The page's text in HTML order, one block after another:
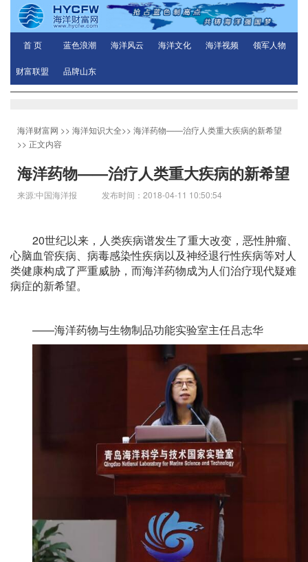
首 页 蓝色浪潮 海洋风云 海洋文化 海洋视频 领军人物
财富联盟 品牌山东
海洋财富网 >> 海洋知识大全>> 海洋药物——治疗人类重大疾病的新希望
>> 正文内容
海洋药物——治疗人类重大疾病的新希望
来源:中国海洋报 发布时间：2018-04-11 10:50:54
20世纪以来，人类疾病谱发生了重大改变，恶性肿瘤、
心脑血管疾病、病毒感染性疾病以及神经退行性疾病等对人
类健康构成了严重威胁，而海洋药物成为人们治疗现代疑难
病症的新希望。
——海洋药物与生物制品功能实验室主任吕志华